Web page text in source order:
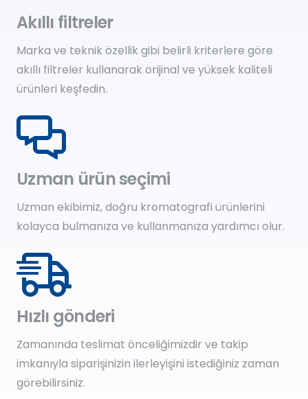
Akıllı filtreler
Marka ve teknik özellik gibi belirli kriterlere göre
akıllı filtreler kullanarak orijinal ve yüksek kaliteli
ürünleri keşfedin.
Uzman ürün seçimi
Uzman ekibimiz, doğru kromatografi ürünlerini
kolayca bulmanıza ve kullanmanıza yardımcı olur.
Hızlı gönderi
Zamanında teslimat önceliğimizdir ve takip
imkanıyla siparişinizin ilerleyişini istediğiniz zaman
görebilirsiniz.